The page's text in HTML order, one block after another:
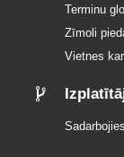
Terminu
Zīmoli
Vietnes